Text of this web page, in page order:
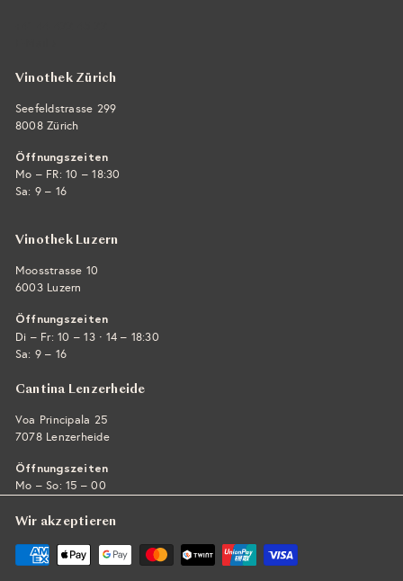
Vinothek Zürich
Seefeldstrasse 299
8008 Zürich
Öffnungszeiten
Mo – FR: 10 – 18:30
Sa: 9 – 16
Vinothek Luzern
Moosstrasse 10
6003 Luzern
Öffnungszeiten
Di – Fr: 10 – 13 · 14 – 18:30
Sa: 9 – 16
Cantina Lenzerheide
Voa Principala 25
7078 Lenzerheide
Öffnungszeiten
Mo – So: 15 – 00
Wir akzeptieren